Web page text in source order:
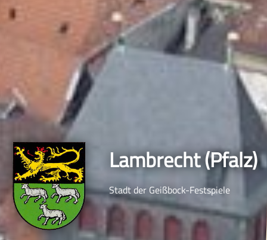
Lambrecht (Pfalz)
Stadt der Geißbock-Festspiele